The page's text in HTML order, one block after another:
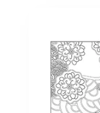
Složitý vzor
Vybudujete
Můžete jej